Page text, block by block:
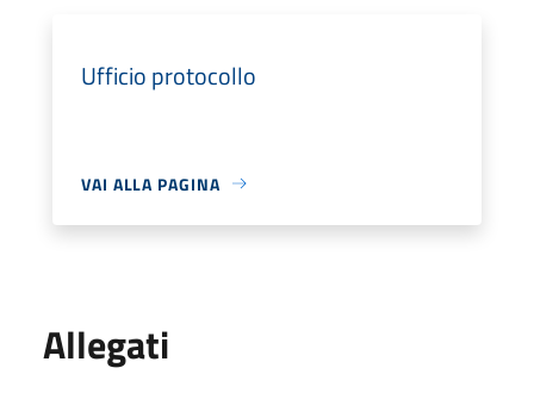
Ufficio protocollo
VAI ALLA PAGINA
Allegati